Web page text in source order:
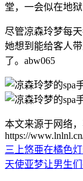
堂，一会似在地
尽管凉森玲梦每
她想到能给客人
了。abw065
本文来源于网络
https://
三上悠亜在橘色
天使亚梦让男生